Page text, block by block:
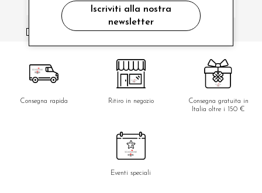
ho letto ed accettato le condizioni sulla privacy.
Consegna rapida Ritiro in negozio
Consegna gratuita in
Italia oltre i 150 €
Eventi speciali
Iscriviti alla nostra
newsletter